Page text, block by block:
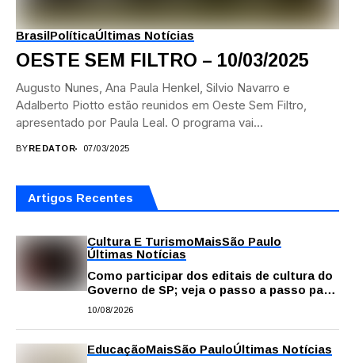
BrasilPolíticaÚltimas Notícias
OESTE SEM FILTRO – 10/03/2025
Augusto Nunes, Ana Paula Henkel, Silvio Navarro e
Adalberto Piotto estão reunidos em Oeste Sem Filtro,
apresentado por Paula Leal. O programa vai...
BY REDATOR 07/03/2025
Artigos Recentes
Cultura E TurismoMaisSão Paulo
Últimas Notícias
Como participar dos editais de cultura do
Governo de SP; veja o passo a passo para
fazer a inscrição
10/08/2026
EducaçãoMaisSão PauloÚltimas Notícias